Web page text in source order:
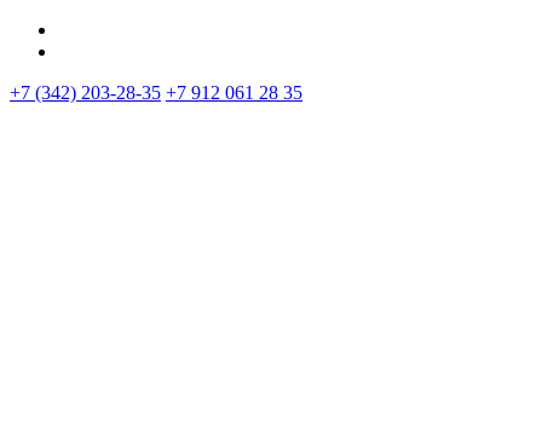
+7 (342) 203-28-35 +7 912 061 28 35